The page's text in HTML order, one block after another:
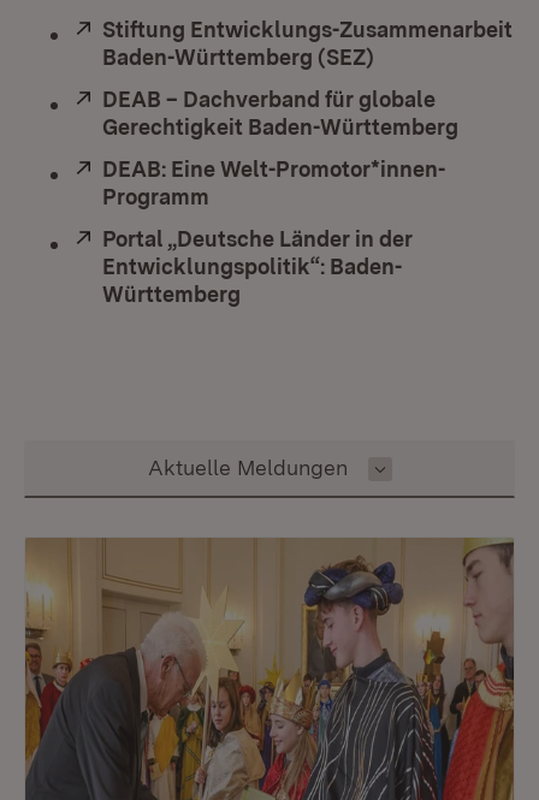
Extern:
Stiftung Entwicklungs-Zusammenarbeit
Baden-Württemberg (SEZ)
Extern:
DEAB – Dachverband für globale
Gerechtigkeit Baden-Württemberg
Extern:
DEAB: Eine Welt-Promotor*innen-
Programm
Extern:
Portal „Deutsche Länder in der
Entwicklungspolitik“: Baden-
Württemberg
Inhalt auswählen
Aktuelle Meldungen